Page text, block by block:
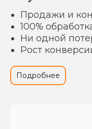
Продажи и
100%
Ни одной
Рост
Подробнее